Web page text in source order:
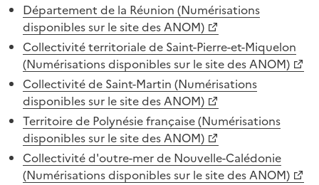
Département de la Réunion (Numérisations
disponibles sur le site des ANOM)
Collectivité territoriale de Saint-Pierre-et-Miquelon
(Numérisations disponibles sur le site des ANOM)
Collectivité de Saint-Martin (Numérisations
disponibles sur le site des ANOM)
Territoire de Polynésie française (Numérisations
disponibles sur le site des ANOM)
Collectivité d'outre-mer de Nouvelle-Calédonie
(Numérisations disponibles sur le site des ANOM)